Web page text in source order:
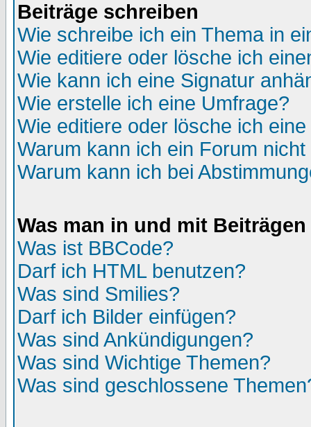
Beiträge schreiben
Wie schreibe ich ein Thema in
Wie editiere oder lösche ich
Wie kann ich eine Signatur
Wie erstelle ich eine Umfrage?
Wie editiere oder lösche ich
Warum kann ich ein Forum
Warum kann ich bei
Was man in und mit
Was ist BBCode?
Darf ich HTML benutzen?
Was sind Smilies?
Darf ich Bilder einfügen?
Was sind Ankündigungen?
Was sind Wichtige Themen?
Was sind geschlossene